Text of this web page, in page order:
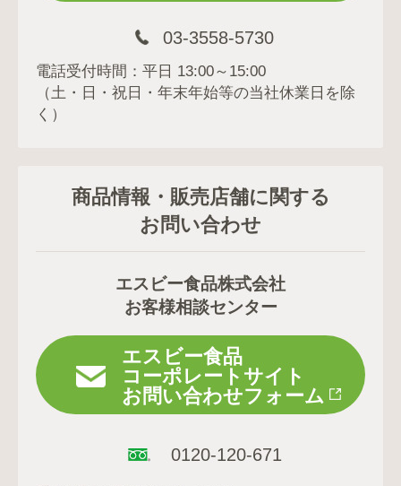
03-3558-5730
電話受付時間：平日 13:00～15:00
（土・日・祝日・年末年始等の当社休業日を除
く）
商品情報・販売店舗に関する
お問い合わせ
エスビー食品株式会社
お客様相談センター
エスビー食品
コーポレートサイト
お問い合わせフォーム
0120-120-671